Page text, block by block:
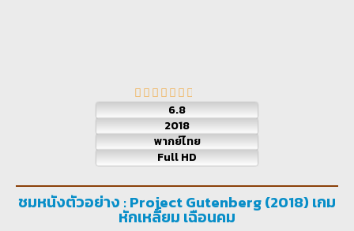
6.8
2018
พากย์ไทย
Full HD
ชมหนังตัวอย่าง : Project Gutenberg (2018) เกม
หักเหลี่ยม เฉือนคม